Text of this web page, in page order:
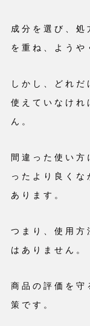
成分を選び、
を重ね、ようや
しかし、どれ
使えていなけれ
ん。
間違った使い方
ったより良く
あります。
つまり、使用方
はありません。
商品の評価を守
策です。